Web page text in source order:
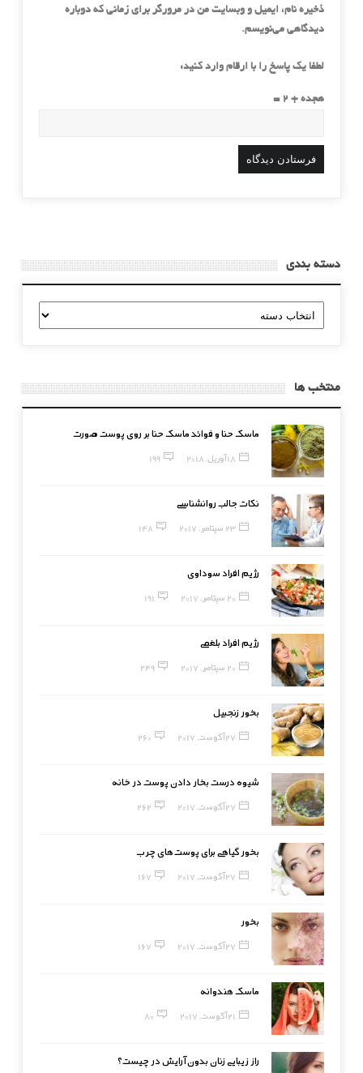
ذخیره نام، ایمیل و وبسایت من در مرورگر برای زمانی که دوباره
دیدگاهی می‌نویسم.
لطفا یک پاسخ را با ارقام وارد کنید:
هجده + 2 =
دسته بندی
دسته
بندی
منتخب ها
ماسک حنا و فوائد ماسک حنا بر روی پوست صورت
18 آوریل, 2018 199
نکات جالب روانشناسی
23 سپتامبر, 2017 148
رژیم افراد سوداوی
20 سپتامبر, 2017 191
رژیم افراد بلغمی
20 سپتامبر, 2017 249
بخور زنجبیل
27 آگوست, 2017 260
شیوه درست بخار دادن پوست در خانه
27 آگوست, 2017 262
بخور گیاهی برای پوست‌های چرب
27 آگوست, 2017 167
بخور
27 آگوست, 2017 167
ماسک هندوانه
21 آگوست, 2017 80
راز زیبایی زنان بدون آرایش در چیست؟